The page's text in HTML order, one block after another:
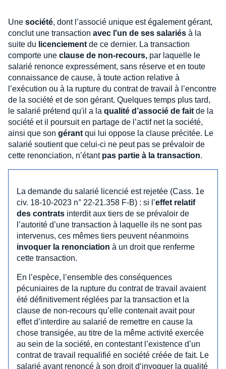
Une société, dont l’associé unique est également gérant,
conclut une transaction avec l'un de ses salariés à la
suite du licenciement de ce dernier. La transaction
comporte une clause de non-recours, par laquelle le
salarié renonce expressément, sans réserve et en toute
connaissance de cause, à toute action relative à
l’exécution ou à la rupture du contrat de travail à l’encontre
de la société et de son gérant. Quelques temps plus tard,
le salarié prétend qu'il a la qualité d’associé de fait de la
société et il poursuit en partage de l’actif net la société,
ainsi que son gérant qui lui oppose la clause précitée. Le
salarié soutient que celui-ci ne peut pas se prévaloir de
cette renonciation, n’étant pas partie à la transaction.
La demande du salarié licencié est rejetée (Cass. 1e
civ. 18-10-2023 n° 22-21.358 F-B) : si l’effet relatif
des contrats interdit aux tiers de se prévaloir de
l’autorité d’une transaction à laquelle ils ne sont pas
intervenus, ces mêmes tiers peuvent néanmoins
invoquer la renonciation à un droit que renferme
cette transaction.
En l’espèce, l’ensemble des conséquences
pécuniaires de la rupture du contrat de travail avaient
été définitivement réglées par la transaction et la
clause de non-recours qu’elle contenait avait pour
effet d’interdire au salarié de remettre en cause la
chose transigée, au titre de la même activité exercée
au sein de la société, en contestant l’existence d’un
contrat de travail requalifié en société créée de fait. Le
salarié ayant renoncé à son droit d‘invoquer la qualité